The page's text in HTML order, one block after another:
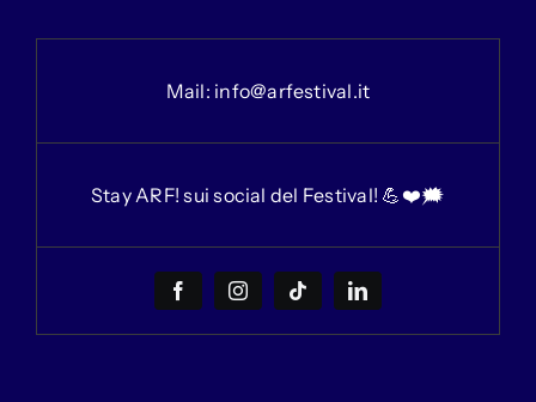
Mail: info@arfestival.it
Stay ARF! sui social del Festival! 💪❤️🗯